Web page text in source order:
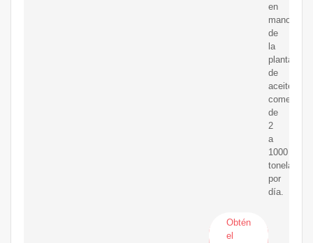
en
mano
de
la
planta
de
aceite
comestible
de
2
a
1000
toneladas
por
día.
Obtén
el